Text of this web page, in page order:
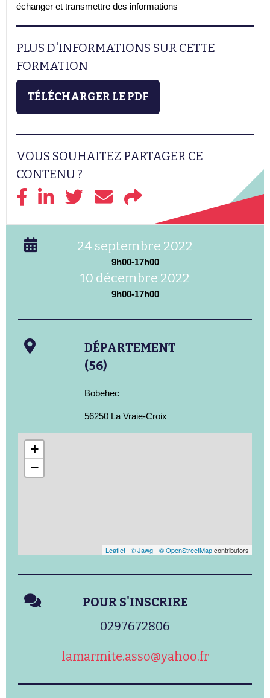
échanger et transmettre des informations
PLUS D'INFORMATIONS SUR CETTE
FORMATION
TÉLÉCHARGER LE PDF
VOUS SOUHAITEZ PARTAGER CE
CONTENU ?
24 septembre 2022
9h00-17h00
10 décembre 2022
9h00-17h00
DÉPARTEMENT
(56)
Bobehec
56250 La Vraie-Croix
+
−
Leaflet | © Jawg- © OpenStreetMapcontributors
POUR S'INSCRIRE
0297672806
lamarmite.asso@yahoo.fr